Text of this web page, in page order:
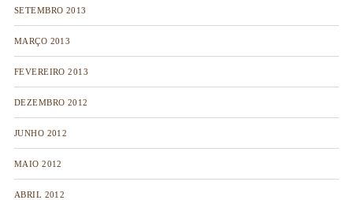
SETEMBRO 2013
MARÇO 2013
FEVEREIRO 2013
DEZEMBRO 2012
JUNHO 2012
MAIO 2012
ABRIL 2012